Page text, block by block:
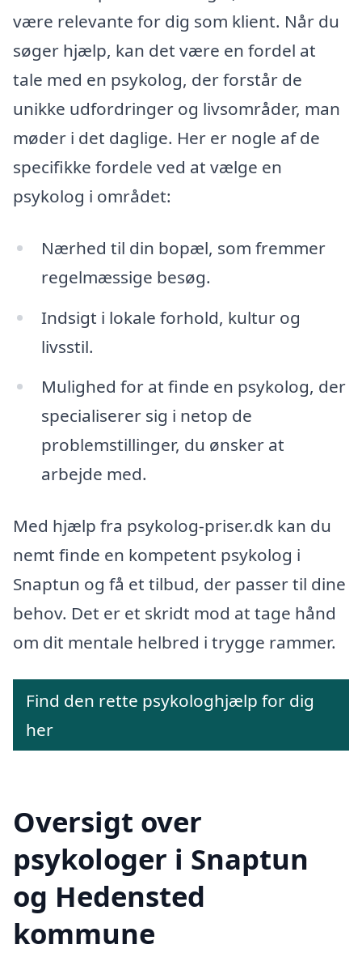
være relevante for dig som klient. Når du
søger hjælp, kan det være en fordel at
tale med en psykolog, der forstår de
unikke udfordringer og livsområder, man
møder i det daglige. Her er nogle af de
specifikke fordele ved at vælge en
psykolog i området:
Nærhed til din bopæl, som fremmer
regelmæssige besøg.
Indsigt i lokale forhold, kultur og
livsstil.
Mulighed for at finde en psykolog, der
specialiserer sig i netop de
problemstillinger, du ønsker at
arbejde med.
Med hjælp fra psykolog-priser.dk kan du
nemt finde en kompetent psykolog i
Snaptun og få et tilbud, der passer til dine
behov. Det er et skridt mod at tage hånd
om dit mentale helbred i trygge rammer.
Find den rette psykologhjælp for dig
her
Oversigt over
psykologer i Snaptun
og Hedensted
kommune